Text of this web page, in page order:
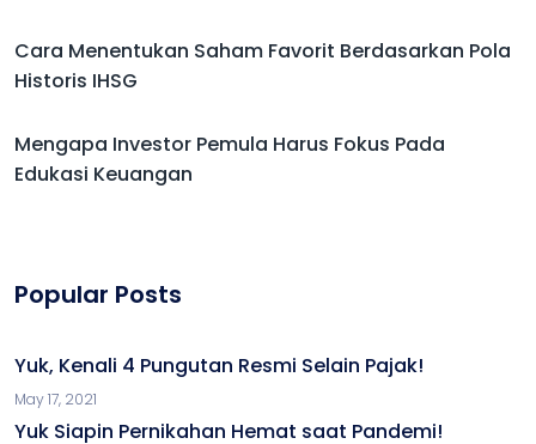
Cara Menentukan Saham Favorit Berdasarkan Pola
Historis IHSG
Mengapa Investor Pemula Harus Fokus Pada
Edukasi Keuangan
Popular Posts
Yuk, Kenali 4 Pungutan Resmi Selain Pajak!
May 17, 2021
Yuk Siapin Pernikahan Hemat saat Pandemi!